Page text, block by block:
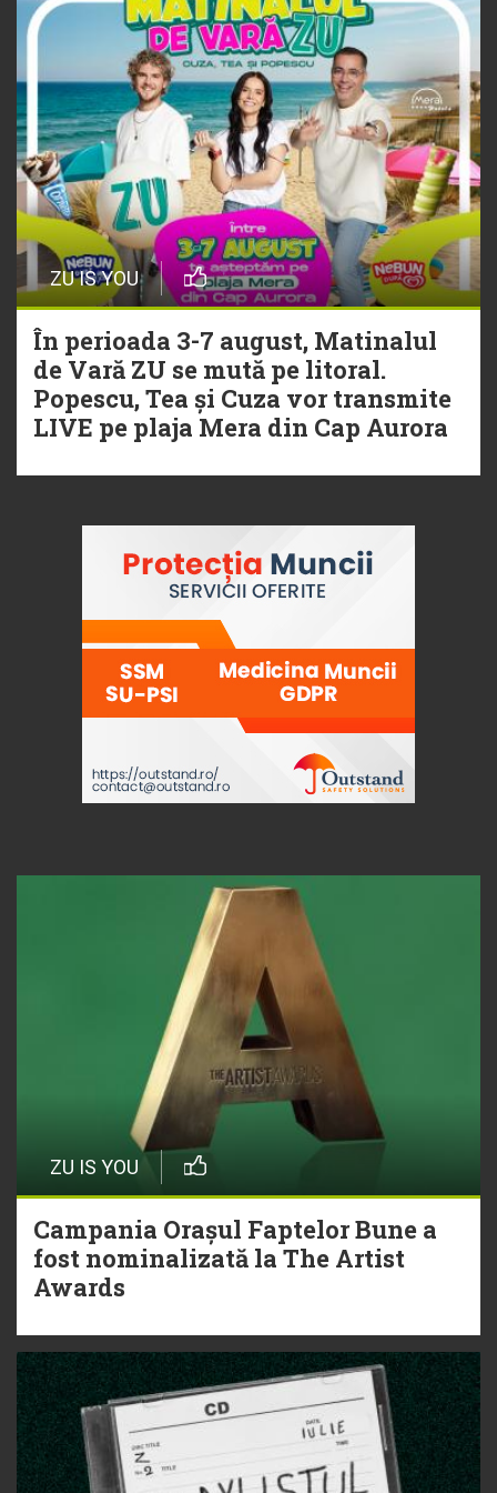
ZU IS YOU
În perioada 3-7 august, Matinalul
de Vară ZU se mută pe litoral.
Popescu, Tea și Cuza vor transmite
LIVE pe plaja Mera din Cap Aurora
ZU IS YOU
Campania Orașul Faptelor Bune a
fost nominalizată la The Artist
Awards